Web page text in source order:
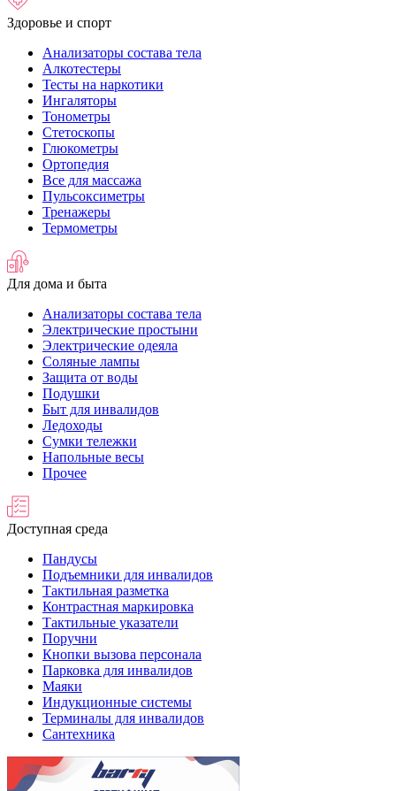
Здоровье и спорт
Анализаторы состава тела
Алкотестеры
Тесты на наркотики
Ингаляторы
Тонометры
Стетоскопы
Глюкометры
Ортопедия
Все для массажа
Пульсоксиметры
Тренажеры
Термометры
Для дома и быта
Анализаторы состава тела
Электрические простыни
Электрические одеяла
Соляные лампы
Защита от воды
Подушки
Быт для инвалидов
Ледоходы
Сумки тележки
Напольные весы
Прочее
Доступная среда
Пандусы
Подъемники для инвалидов
Тактильная разметка
Контрастная маркировка
Тактильные указатели
Поручни
Кнопки вызова персонала
Парковка для инвалидов
Маяки
Индукционные системы
Терминалы для инвалидов
Сантехника